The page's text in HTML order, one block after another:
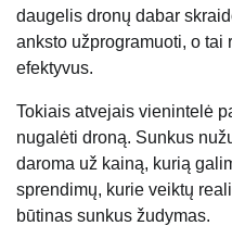
daugelis dronų dabar
anksto užprogramuoti, o tai
efektyvus.
Tokiais atvejais vienintelė
nugalėti droną. Sunkus
daroma už kainą, kurią
sprendimų, kurie veiktų
būtinas sunkus žudymas.